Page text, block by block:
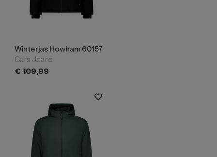
Winterjas Howham 60157
Cars Jeans
€ 109,99